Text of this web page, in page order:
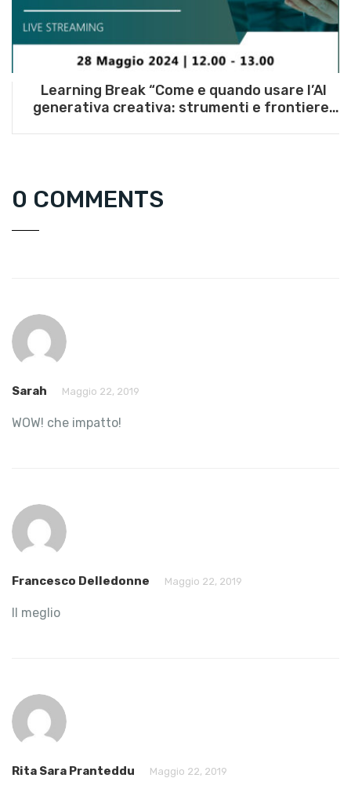
Learning Break “Come e quando usare l’AI
generativa creativa: strumenti e frontiere”
0 COMMENTS
Sarah Maggio 22, 2019
WOW! che impatto!
Francesco Delledonne Maggio 22, 2019
Il meglio
Rita Sara Pranteddu Maggio 22, 2019